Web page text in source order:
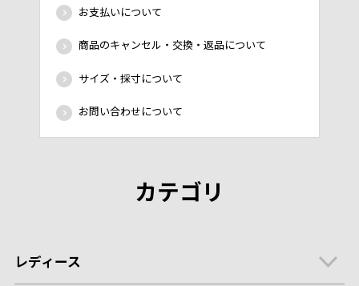
お支払いについて
商品のキャンセル・交換・返品について
サイズ・採寸について
お問い合わせについて
カテゴリ
レディース